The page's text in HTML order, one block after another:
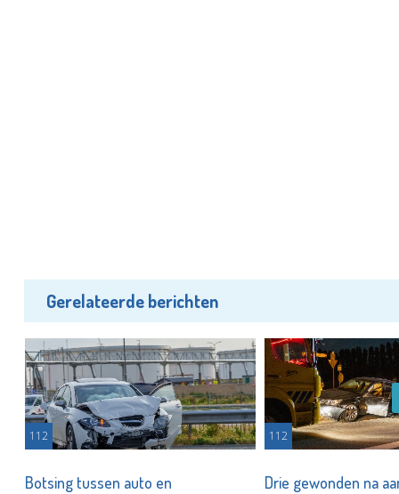
Gerelateerde berichten
112
Botsing tussen auto en
112
Drie gewonden na